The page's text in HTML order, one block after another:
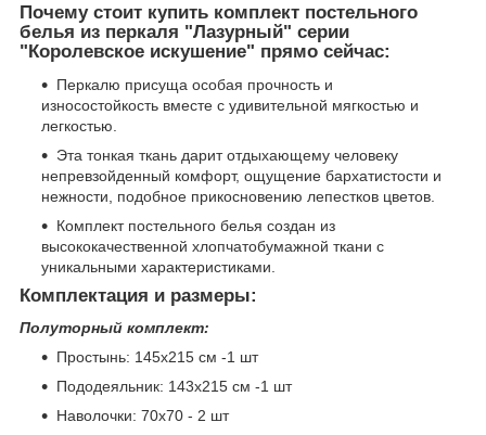
Почему стоит купить комплект постельного
белья из перкаля "Лазурный" серии
"Королевское искушение" прямо сейчас:
Перкалю присуща особая прочность и
износостойкость вместе с удивительной мягкостью и
легкостью.
Эта тонкая ткань дарит отдыхающему человеку
непревзойденный комфорт, ощущение бархатистости и
нежности, подобное прикосновению лепестков цветов.
Комплект постельного белья создан из
высококачественной хлопчатобумажной ткани с
уникальными характеристиками.
Комплектация и размеры:
Полуторный комплект:
Простынь: 145х215 см -1 шт
Пододеяльник: 143х215 см -1 шт
Наволочки: 70х70 - 2 шт